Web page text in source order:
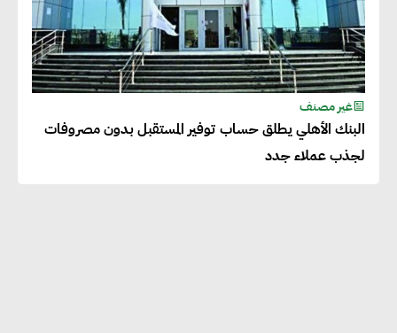
غير مصنف
البنك الأهلي يطلق حساب توفير المستقبل بدون مصروفات
لجذب عملاء جدد